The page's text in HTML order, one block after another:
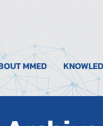
MMED